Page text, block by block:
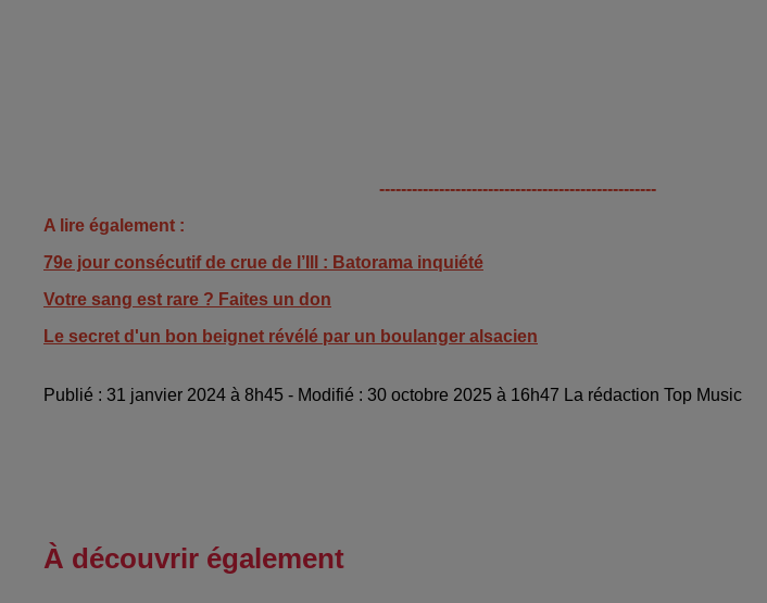
---------------------------------------------------
A lire également :
79e jour consécutif de crue de l’Ill : Batorama inquiété
Votre sang est rare ? Faites un don
Le secret d'un bon beignet révélé par un boulanger alsacien
Publié : 31 janvier 2024 à 8h45 - Modifié : 30 octobre 2025 à 16h47 La rédaction Top Music
À découvrir également